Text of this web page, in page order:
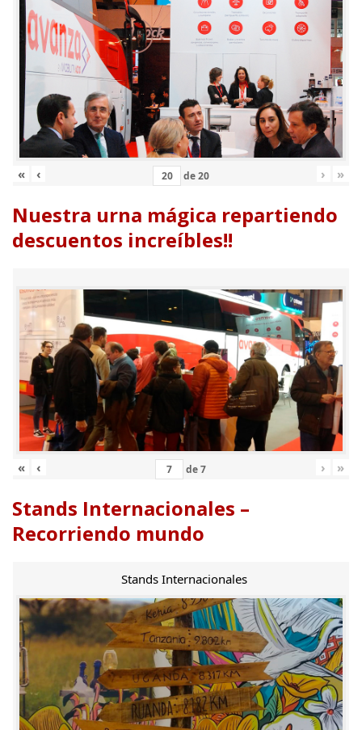
« ‹ de20 › »
Nuestra urna mágica repartiendo
descuentos increíbles!!
« ‹ de7 › »
Stands Internacionales –
Recorriendo mundo
Stands Internacionales